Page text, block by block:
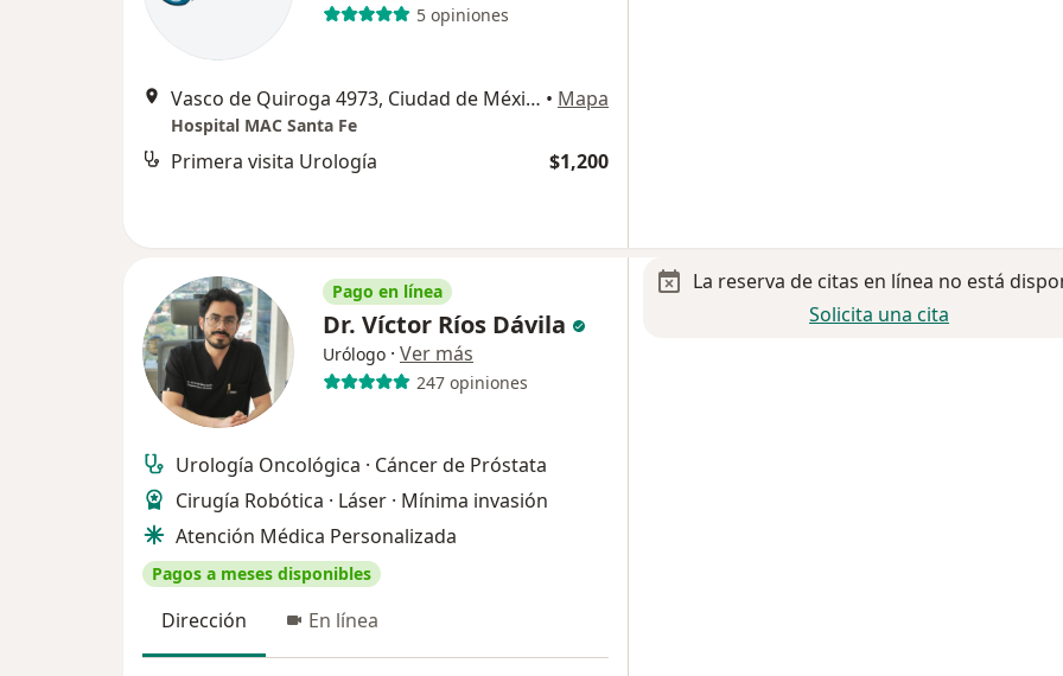
5 opiniones
Vasco de Quiroga 4973, Ciudad de México • Mapa
Hospital MAC Santa Fe
Primera visita Urología $1,200
Pago en línea
Dr. Víctor Ríos Dávila
Urólogo · Ver más
247 opiniones
Urología Oncológica · Cáncer de Próstata
Cirugía Robótica · Láser · Mínima invasión
Atención Médica Personalizada
Pagos a meses disponibles
Dirección En línea
La reserva de citas en línea no está
Solicita una cita